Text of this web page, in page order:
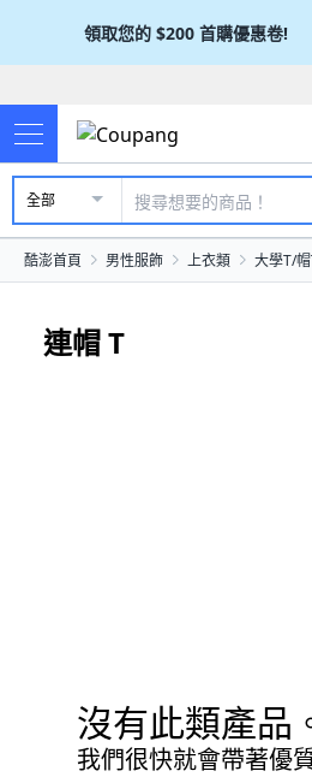
領取您的 $200 首購優惠卷!
全部
酷澎首頁 男性服飾 上衣類 大學T/
連帽 T
沒有此類產品
我們很快就會帶著優